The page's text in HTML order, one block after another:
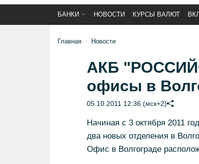
БАНКИ НОВОСТИ КУРСЫ ВАЛЮТ
Главная Новости
АКБ
офисы в
05.10.2011 12:36 (мск+2)
Начиная с 3 октября 2011
два новых отделения в
Офис в Волгограде